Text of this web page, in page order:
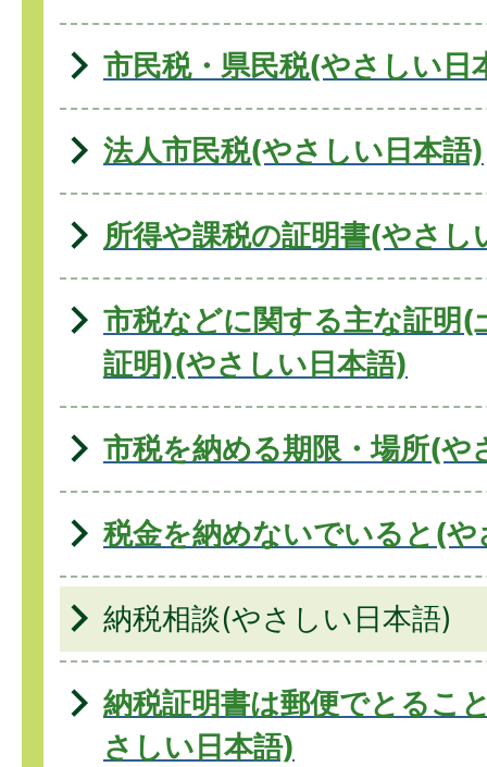
市民税・県民税(やさしい日
法人市民税(やさしい日本語)
所得や課税の証明書(やさし
市税などに関する主な証明(
証明)(やさしい日本語)
市税を納める期限・場所(や
税金を納めないでいると(
納税相談(やさしい日本語)
納税証明書は郵便でとるこ
さしい日本語)